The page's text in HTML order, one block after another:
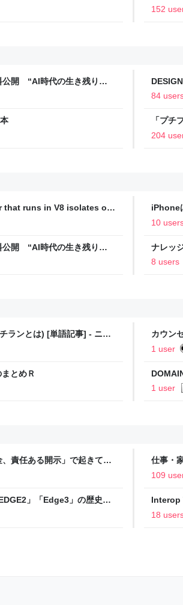
公式日
152
公開 “AI時代の生き残り
めた
84
「プ
204
runs in V8 isolates on
iPhone
代
10
公開 “AI時代の生き残り
ナレッ
8 users
ランとは) [単語記事] - ニコ
カウン
―マジ
1 user
とめＲ
1 user
責任ある開示」で起きてい
仕事・
の自分
109
」「Edge3」の歴史に
Interop
への取
18